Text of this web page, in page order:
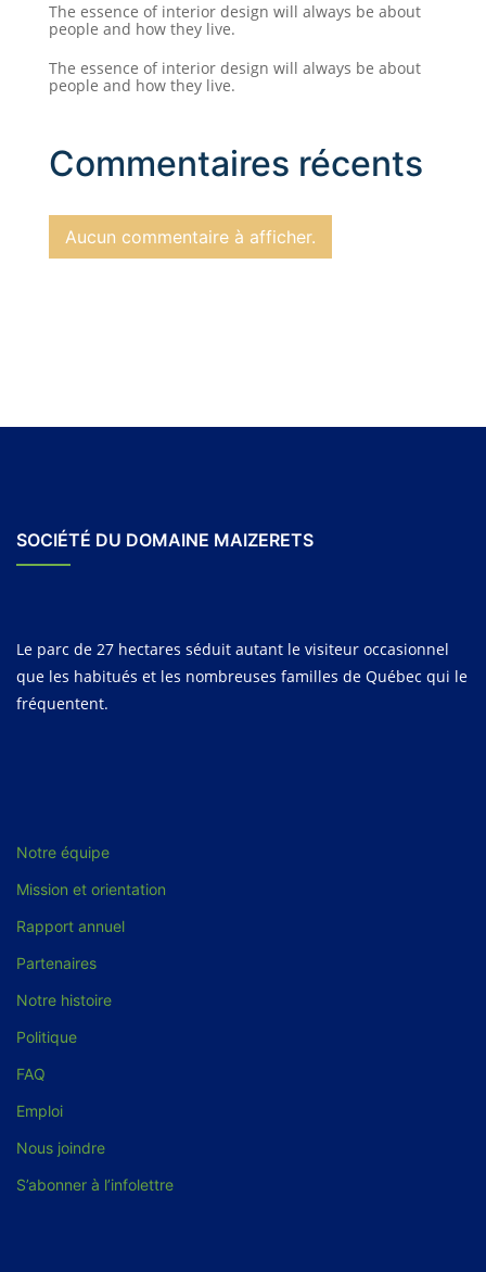
The essence of interior design will always be about
people and how they live.
The essence of interior design will always be about
people and how they live.
Commentaires récents
Aucun commentaire à afficher.
SOCIÉTÉ DU DOMAINE MAIZERETS
Le parc de 27 hectares séduit autant le visiteur occasionnel
que les habitués et les nombreuses familles de Québec qui le
fréquentent.
Notre équipe
Mission et orientation
Rapport annuel
Partenaires
Notre histoire
Politique
FAQ
Emploi
Nous joindre
S’abonner à l’infolettre